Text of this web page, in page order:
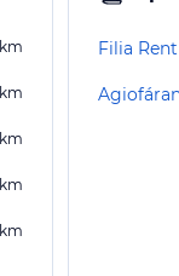
km
km
km
km
km
Filia